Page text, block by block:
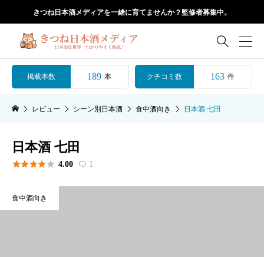
きつね日本酒メディアを一緒に育てませんか？監修者募集中。

掲載本数 189 本 クチコミ数 163 件
レビュー シーン別日本酒 食中酒向き 日本酒 七田
日本酒 七田
 4.00  1
食中酒向き